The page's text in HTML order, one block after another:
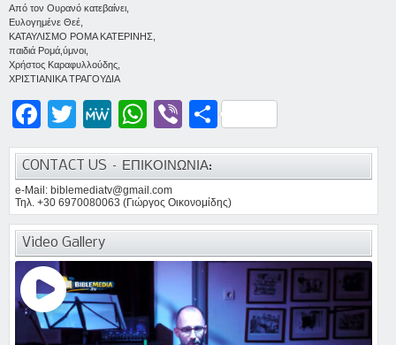
Από τον Ουρανό κατεβαίνει
Ευλογημένε Θεέ
ΚΑΤΑΥΛΙΣΜΟ ΡΟΜΑ ΚΑΤΕΡΙΝΗΣ
παιδιά Ρομά ύμνοι
Χρήστος Καραφυλλούδης
ΧΡΙΣΤΙΑΝΙΚΑ ΤΡΑΓΟΥΔΙΑ
Facebook Twitter MeWe WhatsAppViber Μοιραστείτε
CONTACT US – ΕΠΙΚΟΙΝΩΝΙΑ:
e-Mail: biblemediatv@gmail.com
Τηλ. +30 6970080063 (Γιώργος Οικονομίδης)
Video Gallery